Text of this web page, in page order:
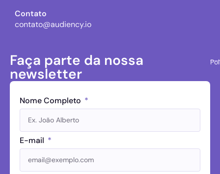
Contato
contato@audiency.io
Faça parte da nossa
newsletter
Nome Completo
E-mail